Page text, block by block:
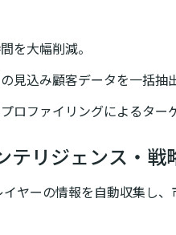
を大幅削減。
見込み顧客データを一括抽
ロファイリングによるター
テリジェンス・戦
イヤーの情報を自動収集し、